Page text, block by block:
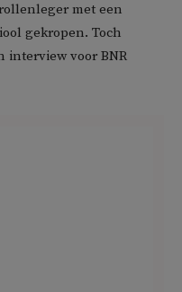
met een
gekropen. Toch
interview voor BNR